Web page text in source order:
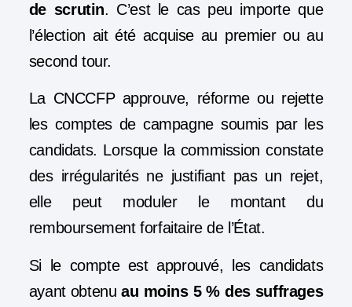
de scrutin. C’est le cas peu importe que
l’élection ait été acquise au premier ou au
second tour.
La CNCCFP approuve, réforme ou rejette
les comptes de campagne soumis par les
candidats. Lorsque la commission constate
des irrégularités ne justifiant pas un rejet,
elle peut moduler le montant du
remboursement forfaitaire de l’État.
Si le compte est approuvé, les candidats
ayant obtenuau moins 5 % des suffrages